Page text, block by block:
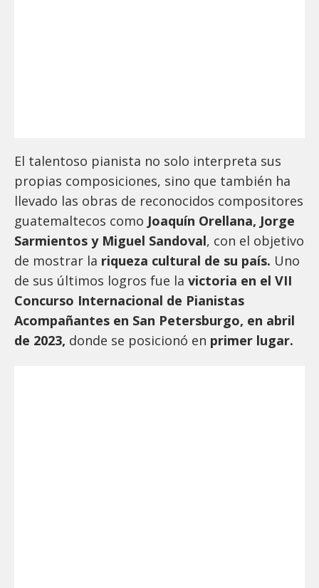
El talentoso pianista no solo interpreta sus
propias composiciones, sino que también ha
llevado las obras de reconocidos compositores
guatemaltecos como Joaquín Orellana, Jorge
Sarmientos y Miguel Sandoval, con el objetivo
de mostrar la riqueza cultural de su país. Uno
de sus últimos logros fue la victoria en el VII
Concurso Internacional de Pianistas
Acompañantes en San Petersburgo, en abril
de 2023, donde se posicionó en primer lugar.